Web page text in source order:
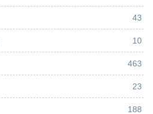
43
10
463
23
188